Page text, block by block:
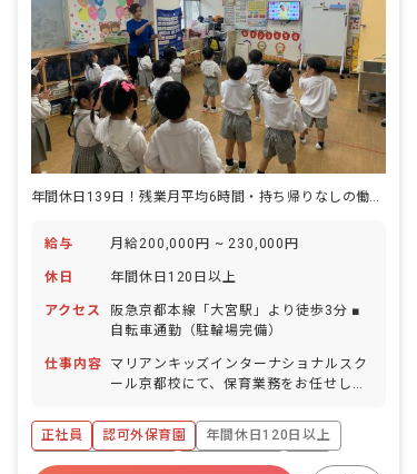
給与 月給200,000円 ~ 230,000円
休日 年間休日120日以上
アクセス
阪急京都本線「大宮駅」より徒歩3分 ■
自転車通勤（駐輪場完備）
仕事内容
マリアンキッズインターナショナルスク
ール京都校にて、保育業務をお任せしま
成 ・教材準備 ・行事の企画・運営 ・保
護者対応 ・外国人スタッフとの協働 な
ど ※日本人の仲間とも協力してクラス運
正社員 認可外保育園
年間休日120日以上
ボーナス・賞与あり
社会保険完備